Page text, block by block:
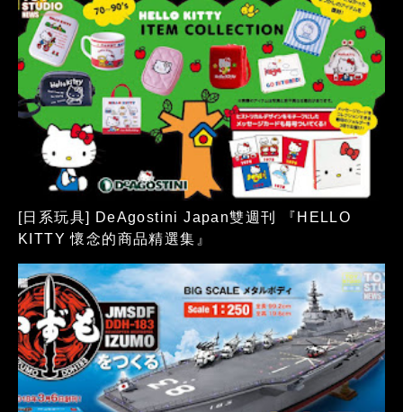
[日系玩具] DeAgostini Japan雙週刊 『HELLO
KITTY 懷念的商品精選集』